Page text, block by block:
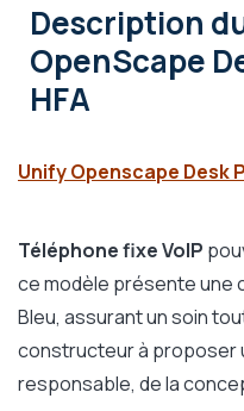
Description
OpenScape
HFA
Unify Openscape Desk
Téléphone fixe VoIP
ce modèle présente une
Bleu, assurant un soin
constructeur à proposer
responsable, de la